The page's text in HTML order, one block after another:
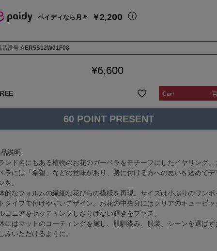
ペイディなら月々 ￥2,200
品番号 AER5S12W01F08
¥6,600
60
説明-
ンド名にもある植物のお花のガーベラをモチーフにしたイヤリング。
ラには「希望」などの意味があり、身に付ける方への思いを込めてデ
を。
的なフォルムの繊細な花びらの模様を再現。サイズは小ぶりのワンポ
タイプで付けやすいデザイン。お花の中央分にはクリアのキュービッ
コニアをセッティングしさりげない輝きをプラス。
にはマットのコーティングを施し、肌馴染み、服装、シーンを選ばず
みいただけるように。